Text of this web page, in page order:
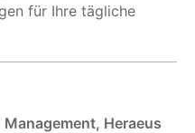
für Ihre tägliche
Heraeus